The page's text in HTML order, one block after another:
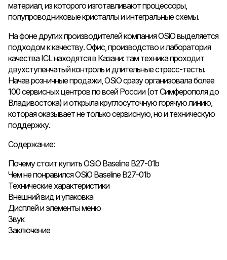
материал, из которого изготавливают процессоры,
полупроводниковые кристаллы и интегральные схемы.
На фоне других производителей компания OSiO выделяется
подходом к качеству. Офис, производство и лаборатория
качества ICL находятся в Казани: там техника проходит
двухступенчатый контроль и длительные стресс-тесты.
Начав розничные продажи, OSiO сразу организовала более
100 сервисных центров по всей России (от Симферополя до
Владивостока) и открыла круглосуточную горячую линию,
которая оказывает не только сервисную, но и техническую
поддержку.
Содержание:
Почему стоит купить OSiO Baseline B27-01b
Чем не понравился OSiO Baseline B27-01b
Технические характеристики
Внешний вид и упаковка
Дисплей и элементы меню
Звук
Заключение